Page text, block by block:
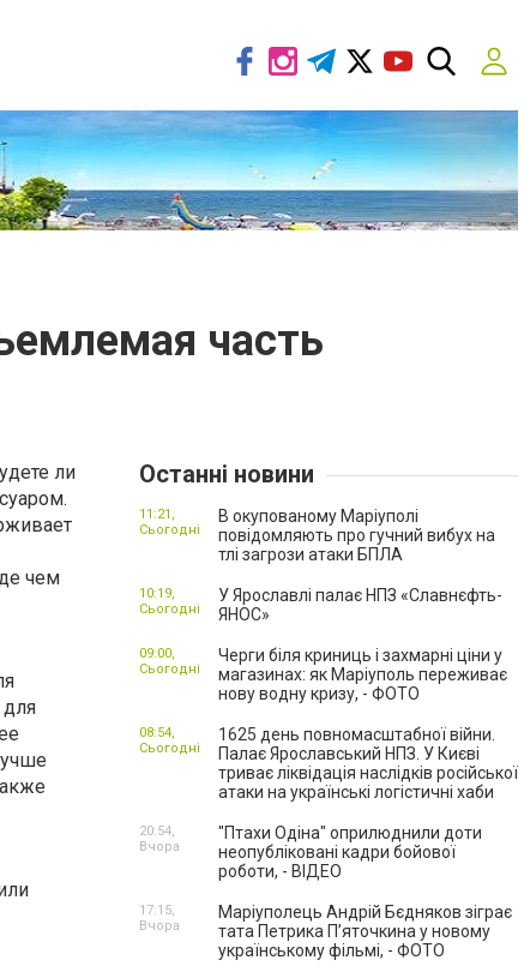
часть
ли
чем
для
Останні новини
В окупованому Маріуполі
повідомляють про гучний вибух на
тлі загрози атаки БПЛА
11:21,
Сьогодні
У Ярославлі палає НПЗ «Славнєфть-
ЯНОС»
10:19,
Сьогодні
Черги біля криниць і захмарні ціни у
магазинах: як Маріуполь переживає
нову водну кризу, - ФОТО
09:00,
Сьогодні
1625 день повномасштабної війни.
Палає Ярославський НПЗ. У Києві
триває ліквідація наслідків російської
атаки на українські логістичні хаби
08:54,
Сьогодні
"Птахи Одіна" оприлюднили доти
неопубліковані кадри бойової
роботи, - ВІДЕО
20:54,
Вчора
Маріуполець Андрій Бєдняков зіграє
тата Петрика П’яточкина у новому
українському фільмі, - ФОТО
17:15,
Вчора